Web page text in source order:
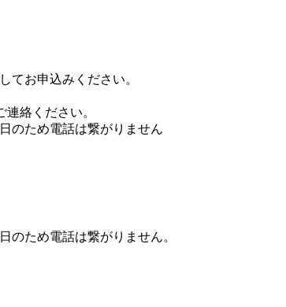
てお申込みください。
絡ください。
のため電話は繋がりません
のため電話は繋がりません。